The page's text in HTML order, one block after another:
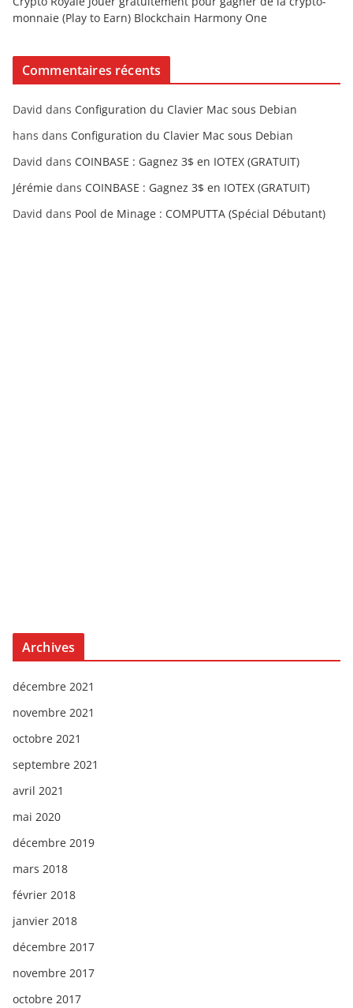
monnaie (Play to Earn) Blockchain Harmony One
Commentaires récents
David dans Configuration du Clavier Mac sous Debian
hans dans Configuration du Clavier Mac sous Debian
David dans COINBASE : Gagnez 3$ en IOTEX (GRATUIT)
Jérémie dans COINBASE : Gagnez 3$ en IOTEX (GRATUIT)
David dans Pool de Minage : COMPUTTA (Spécial Débutant)
Archives
décembre 2021
novembre 2021
octobre 2021
septembre 2021
avril 2021
mai 2020
décembre 2019
mars 2018
février 2018
janvier 2018
décembre 2017
novembre 2017
octobre 2017